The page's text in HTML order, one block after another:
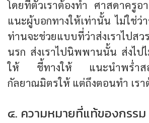
โดยที่ตัวเราต้องทำ ศาสดาครูอ
แนะผู้บอกทางให้เท่านั้น ไม่ใช่ว่า
ท่านจะช่วยแบบที่ว่าส่งเราไป
นรก ส่งเราไปนิพพานนั้น ส่งไป
ให้ ชี้ทางให้ แนะนำพร่ำส
กัลยาณมิตรให้ แต่ถึงตอนทำ เรา
๔. ความหมายที่แท้ของกรรม